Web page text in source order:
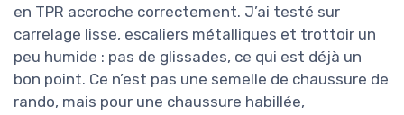
en TPR accroche correctement. J’ai testé sur
carrelage lisse, escaliers métalliques et trottoir un
peu humide : pas de glissades, ce qui est déjà un
bon point. Ce n’est pas une semelle de chaussure de
rando, mais pour une chaussure habillée,